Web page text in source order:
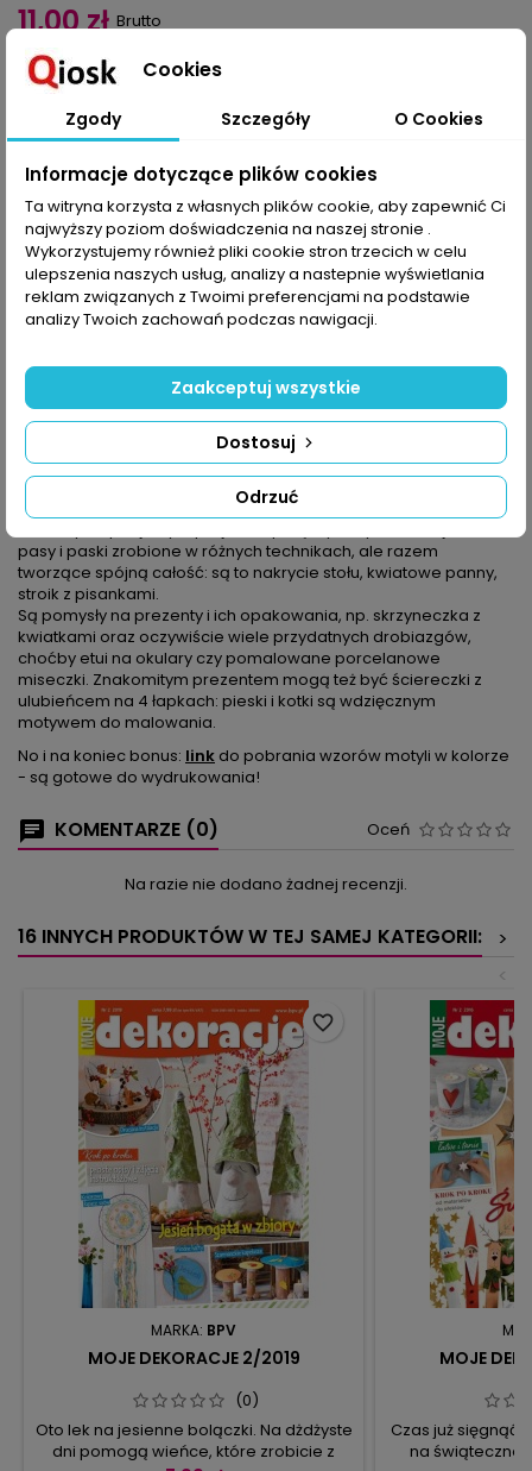
11,00 zł Brutto
Ilość 
OPIS SZCZEGÓŁY PRODUKTU ZAŁĄCZNIKI
Znajdziecie tu interesujące pomysły na dekoracje i ozdoby: od
kwiatowego szaleństwa, przez romantyczne klimaty po styl
balkon i do ogrodu.
Stroik-zajączek z serwetki i filiżanki, marmurkowe jajka, wianek z
pisankami, motylami i kwiatami, obrazek z owieczką, misa z
kwitnącymi wiśniami albo wiosenne zawieszki ptaszki, no i
oczywiście kurki – to tylko kilka z naszych propozycji.
Osobnym tematem jest zajączek, dlatego prezentujemy aż 4
sposoby na jego wykonanie.
pasy i paski zrobione w różnych technikach, ale razem
tworzące spójną całość: są to nakrycie stołu, kwiatowe panny,
stroik z pisankami.
Są pomysły na prezenty i ich opakowania, np. skrzyneczka z
kwiatkami oraz oczywiście wiele przydatnych drobiazgów,
choćby etui na okulary czy pomalowane porcelanowe
miseczki. Znakomitym prezentem mogą też być ściereczki z
ulubieńcem na 4 łapkach: pieski i kotki są wdzięcznym
motywem do malowania.
No i na koniec bonus: link do pobrania wzorów motyli w kolorze
- są gotowe do wydrukowania!
KOMENTARZE (0) Oceń
Na razie nie dodano żadnej recenzji.
16 INNYCH PRODUKTÓW W TEJ SAMEJ KATEGORII:
>
<
MARKA: BPV
MOJE DEKORACJE 2/2019
(0)
Oto lek na jesienne bolączki. Na dżdżyste
dni pomogą wieńce, które zrobicie z
favorite_border
MOJE
Czas już sięgnąć
na świąteczne
Cookies
Zgody Szczegóły O Cookies
Informacje dotyczące plików cookies
Ta witryna korzysta z własnych plików cookie, aby zapewnić Ci
najwyższy poziom doświadczenia na naszej stronie .
Wykorzystujemy również pliki cookie stron trzecich w celu
ulepszenia naszych usług, analizy a nastepnie wyświetlania
reklam związanych z Twoimi preferencjami na podstawie
analizy Twoich zachowań podczas nawigacji.
Odrzuć
Dostosuj
Zaakceptuj wszystkie